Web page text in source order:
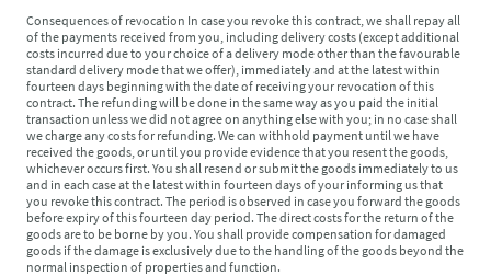
Consequences of revocation In case you revoke this contract, we shall repay all
of the payments received from you, including delivery costs (except additional
costs incurred due to your choice of a delivery mode other than the favourable
standard delivery mode that we offer), immediately and at the latest within
fourteen days beginning with the date of receiving your revocation of this
contract. The refunding will be done in the same way as you paid the initial
transaction unless we did not agree on anything else with you; in no case shall
we charge any costs for refunding. We can withhold payment until we have
received the goods, or until you provide evidence that you resent the goods,
whichever occurs first. You shall resend or submit the goods immediately to us
and in each case at the latest within fourteen days of your informing us that
you revoke this contract. The period is observed in case you forward the goods
before expiry of this fourteen day period. The direct costs for the return of the
goods are to be borne by you. You shall provide compensation for damaged
goods if the damage is exclusively due to the handling of the goods beyond the
normal inspection of properties and function.